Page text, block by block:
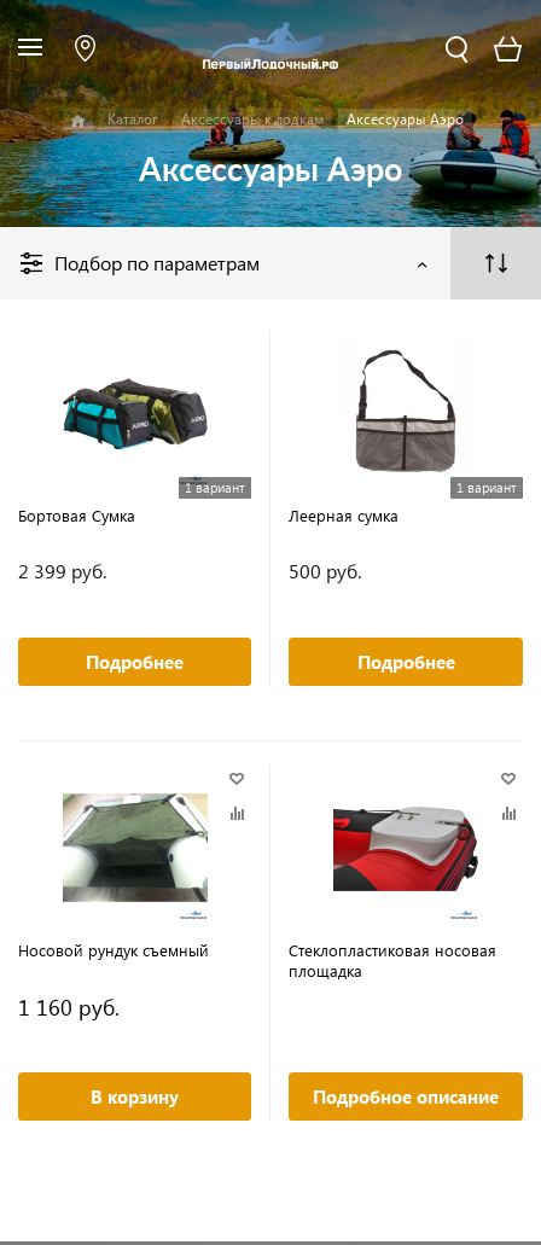
Каталог Аксессуары к лодкам Аксессуары Аэро
Аксессуары Аэро
Подбор по параметрам
1 вариант
Бортовая Сумка
2 399 руб.
Подробнее
1 вариант
Леерная сумка
500 руб.
Подробнее
Носовой рундук съемный
1 160 руб.
В корзину
Стеклопластиковая носовая
площадка
Подробное описание